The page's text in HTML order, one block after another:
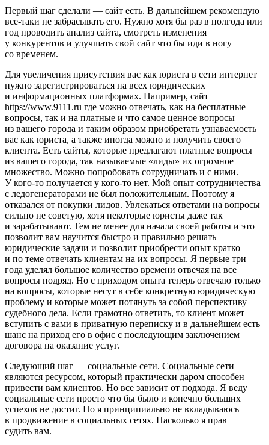
Первый шаг сделали — сайт есть. В дальнейшем рекомендую
все-таки не забрасывать его. Нужно хотя бы раз в полгода или
год проводить анализ сайта, смотреть изменения
у конкурентов и улучшать свой сайт что бы иди в ногу
со временем.
Для увеличения присутствия вас как юриста в сети интернет
нужно зарегистрироваться на всех юридических
и информационных платформах. Например, сайт
https://www.9111.ru где можно отвечать, как на бесплатные
вопросы, так и на платные и что самое ценное вопросы
из вашего города и таким образом приобретать узнаваемость
вас как юриста, а также иногда можно и получить своего
клиента. Есть сайты, которые предлагают платные вопросы
из вашего города, так называемые «лиды» их огромное
множество. Можно попробовать сотрудничать и с ними.
У кого-то получается у кого-то нет. Мой опыт сотрудничества
с ледогенераторами не был положительным. Поэтому я
отказался от покупки лидов. Увлекаться ответами на вопросы
сильно не советую, хотя некоторые юристы даже так
и зарабатывают. Тем не менее для начала своей работы и это
позволит вам научится быстро и правильно решать
юридические задачи и позволит приобрести опыт кратко
и по теме отвечать клиентам на их вопросы. Я первые три
года уделял большое количество времени отвечая на все
вопросы подряд. Но с приходом опыта теперь отвечаю только
на вопросы, которые несут в себе конкретную юридическую
проблему и которые может потянуть за собой перспективу
судебного дела. Если грамотно ответить, то клиент может
вступить с вами в приватную переписку и в дальнейшем есть
шанс на приход его в офис с последующим заключением
договора на оказание услуг.
Следующий шаг — социальные сети. Социальные сети
являются ресурсом, который практически даром способен
привести вам клиентов. Но все зависит от подхода. Я веду
социальные сети просто что бы было и конечно больших
успехов не достиг. Но я принципиально не вкладываюсь
в продвижение в социальных сетях. Насколько я прав
судить вам.